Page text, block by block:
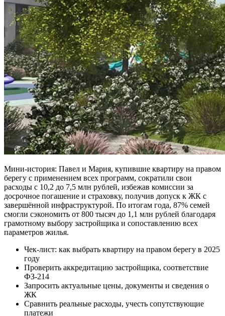
Мини-история: Павел и Мария, купившие квартиру на правом
берегу с применением всех программ, сократили свои
расходы с 10,2 до 7,5 млн рублей, избежав комиссии за
досрочное погашение и страховку, получив допуск к ЖК с
завершённой инфраструктурой. По итогам года, 87% семей
смогли сэкономить от 800 тысяч до 1,1 млн рублей благодаря
грамотному выбору застройщика и сопоставлению всех
параметров жилья.
Чек-лист: как выбрать квартиру на правом берегу в 2025
году
Проверить аккредитацию застройщика, соответствие
ФЗ-214
Запросить актуальные цены, документы и сведения о
ЖК
Сравнить реальные расходы, учесть сопутствующие
платежи